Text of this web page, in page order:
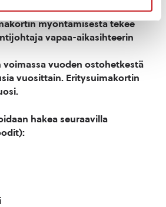
kriteerit todennetaan.
myöntämisestä tekee
vapaa-aikasihteerin
vuoden ostohetkestä
vuosittain. Eritysuimakortin
hakea seuraavilla